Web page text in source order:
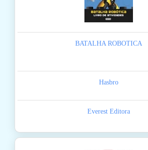
BATALHA ROBOTICA
Hasbro
Everest Editora